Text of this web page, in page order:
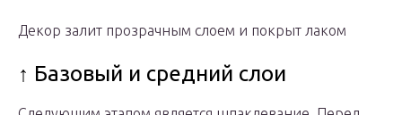
Декор залит прозрачным слоем и покрыт лаком
↑ Базовый и средний слои